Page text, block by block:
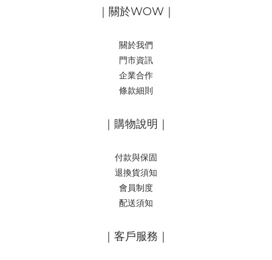
｜關於WOW｜
關於我們
門市資訊
企業合作
條款細則
｜購物說明｜
付款與保固
退換貨須知
會員制度
配送須知
｜客戶服務｜